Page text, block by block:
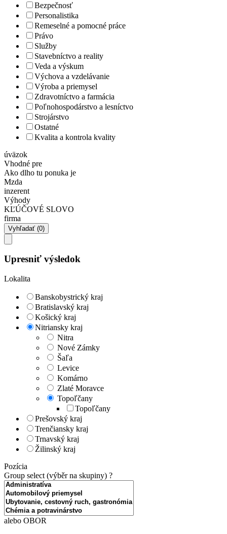
Bezpečnosť
Personalistika
Remeselné a pomocné práce
Právo
Služby
Stavebníctvo a reality
Veda a výskum
Výchova a vzdelávanie
Výroba a priemysel
Zdravotníctvo a farmácia
Poľnohospodárstvo a lesníctvo
Strojárstvo
Ostatné
Kvalita a kontrola kvality
úväzok
Vhodné pre
Ako dlho tu ponuka je
Mzda
inzerent
Výhody
KĽÚČOVÉ SLOVO
firma
Upresniť výsledok
Lokalita
Banskobystrický kraj
Bratislavský kraj
Košický kraj
Nitriansky kraj
Nitra
Nové Zámky
Šaľa
Levice
Komárno
Zlaté Moravce
Topoľčany
Topoľčany
Prešovský kraj
Trenčiansky kraj
Trnavský kraj
Žilinský kraj
Pozícia
Group select (výběr na skupiny) ?
alebo OBOR